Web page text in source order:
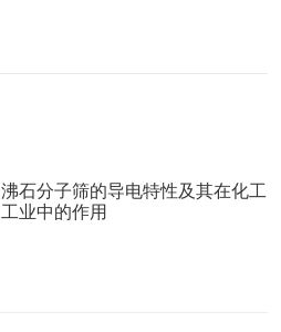
沸石分子筛的导电特性及其在化工
工业中的作用